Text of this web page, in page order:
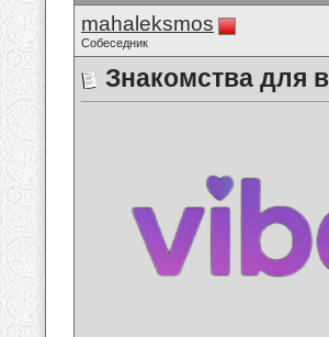
mahaleksmos
Собеседник
Знакомства для